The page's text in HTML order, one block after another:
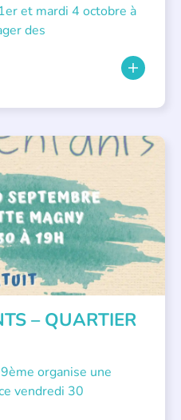
et mardi 4 octobre à
des
– QUARTIER
organise une
vendredi 30